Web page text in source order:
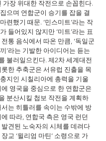
가장 위대한 작전으로 손꼽힌다.
으며 연합군이 승기를 잡을 결
련했기 때문. ‘민스미트’라는 작
들어있지 않지만 ‘미트’라는 표
통 음식에서 따온 만큼, ‘독일군
’라는 기발한 아이디어는 듣는
불러일으킨다. 제2차 세계대전
한 추축군은 서유럽 진출을 목
지인 시칠리아에 총력을 기울
영국을 중심으로 한 연합군은
분산시킬 첩보 작전을 계획하
는 히틀러를 속이는 수밖에 방
따라, 연합국 측은 영국 런던
발견된 노숙자의 시체를 데려다
교 ‘윌리엄 마틴’ 소령으로 가